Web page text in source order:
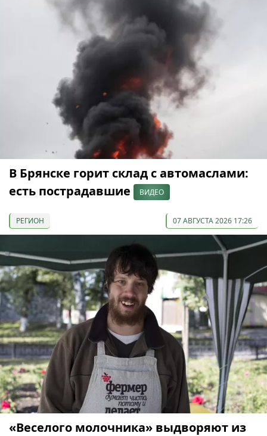
В Брянске горит склад с автомаслами:
есть пострадавшие
ВИДЕО
РЕГИОН 07 АВГУСТА 2026 17:26
«Веселого молочника» выдворяют из